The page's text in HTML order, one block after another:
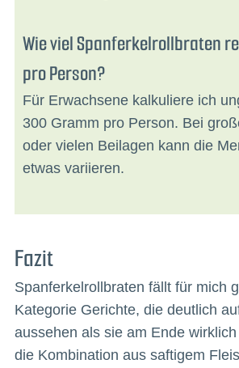
Wie viel Spanferkelrollbraten
pro Person?
Für Erwachsene kalkuliere ich
300 Gramm pro Person. Bei
oder vielen Beilagen kann die
etwas variieren.
Fazit
Spanferkelrollbraten fällt für mich
Kategorie Gerichte, die deutlich
aussehen als sie am Ende
die Kombination aus saftigem